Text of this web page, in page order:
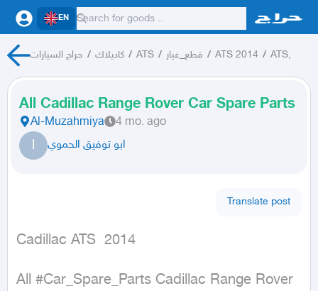
EN
حراج السيارات / كاديلاك / ATS / قطع_غيار / ATS 2014 / ATS,
All Cadillac Range Rover Car Spare Parts
Al-Muzahmiya 4 mo. ago
ا ابو توفيق الحموي
Translate post
Cadillac ATS  2014
All #Car_Spare_Parts Cadillac Range Rover